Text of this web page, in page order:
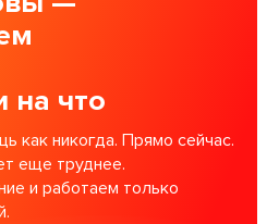
на что
как никогда. Прямо сейчас.
еще труднее.
и работаем только